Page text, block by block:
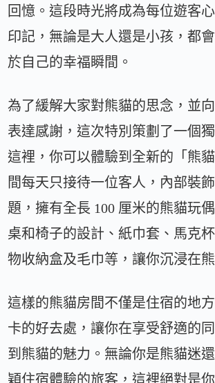
回憶。這段時光將成為每位遊客
印記，無論是大人還是小孩，都
於自己的幸福瞬間。
為了緩解大家對熊貓的思念，並
表達感謝，這次特別策劃了一個
這裡，你可以體驗到全新的「熊
間每天只接待一位客人，內部裝
題，擁有全長 100 厘米的熊貓玩
桌和椅子的設計、紙巾套、馬克
物收納盒及毛巾等，讓你沉浸在
這樣的熊貓房間不僅是住宿的地
卡的好去處，讓你在享受舒適的
到熊貓的魅力。無論你是熊貓迷
穎住宿體驗的旅客，這裡絕對是